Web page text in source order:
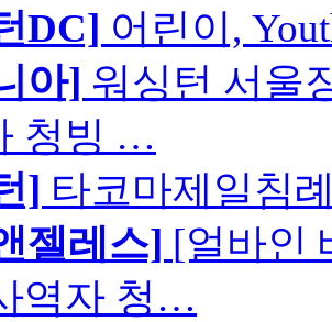
DC] 어린이,
아] 워싱턴 서울
청빙 …
] 타코마제일침
젤레스] [얼바인
역자 청…